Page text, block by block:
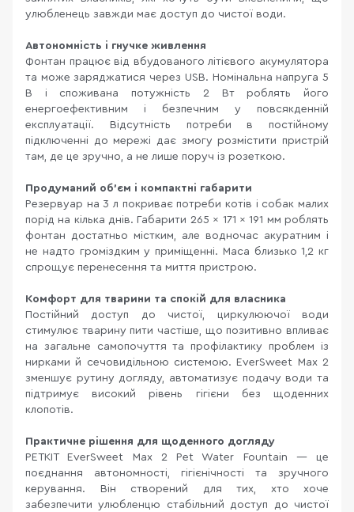
улюбленець завжди має доступ до чистої води.
Автономність і гнучке живлення
Фонтан працює від вбудованого літієвого акумулятора
та може заряджатися через USB. Номінальна напруга 5
В і споживана потужність 2 Вт роблять його
енергоефективним і безпечним у повсякденній
експлуатації. Відсутність потреби в постійному
підключенні до мережі дає змогу розмістити пристрій
там, де це зручно, а не лише поруч із розеткою.
Продуманий об’єм і компактні габарити
Резервуар на 3 л покриває потреби котів і собак малих
порід на кілька днів. Габарити 265 × 171 × 191 мм роблять
фонтан достатньо містким, але водночас акуратним і
не надто громіздким у приміщенні. Маса близько 1,2 кг
спрощує перенесення та миття пристрою.
Комфорт для тварини та спокій для власника
Постійний доступ до чистої, циркулюючої води
стимулює тварину пити частіше, що позитивно впливає
на загальне самопочуття та профілактику проблем із
нирками й сечовидільною системою. EverSweet Max 2
зменшує рутину догляду, автоматизує подачу води та
підтримує високий рівень гігієни без щоденних
клопотів.
Практичне рішення для щоденного догляду
PETKIT EverSweet Max 2 Pet Water Fountain — це
поєднання автономності, гігієнічності та зручного
керування. Він створений для тих, хто хоче
забезпечити улюбленцю стабільний доступ до чистої